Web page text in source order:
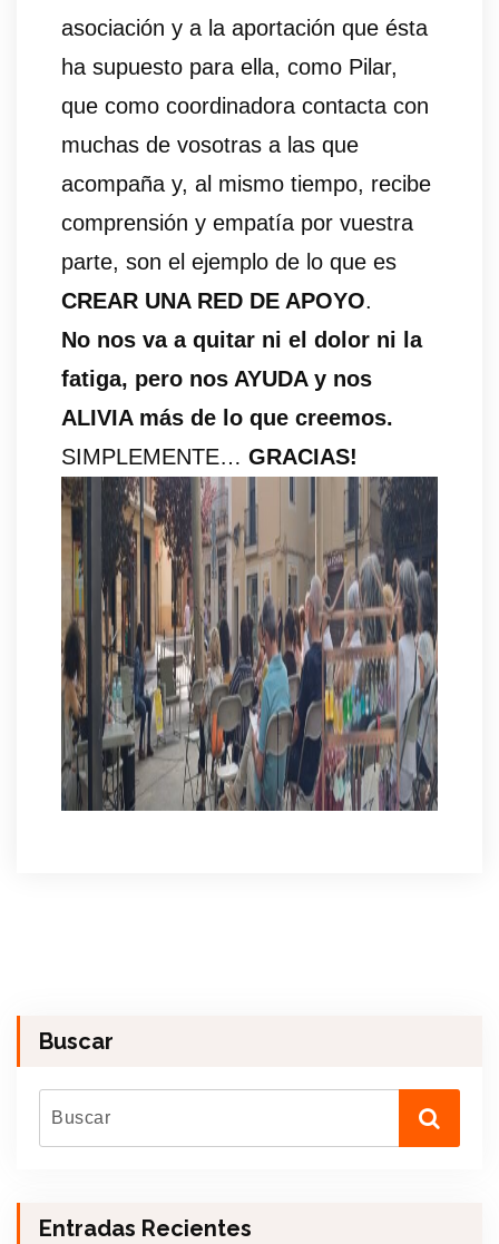
asociación y a la aportación que ésta
ha supuesto para ella, como Pilar,
que como coordinadora contacta con
muchas de vosotras a las que
acompaña y, al mismo tiempo, recibe
comprensión y empatía por vuestra
parte, son el ejemplo de lo que es
CREAR UNA RED DE APOYO.
No nos va a quitar ni el dolor ni la
fatiga, pero nos AYUDA y nos
ALIVIA más de lo que creemos.
SIMPLEMENTE… GRACIAS!
Buscar
Entradas Recientes